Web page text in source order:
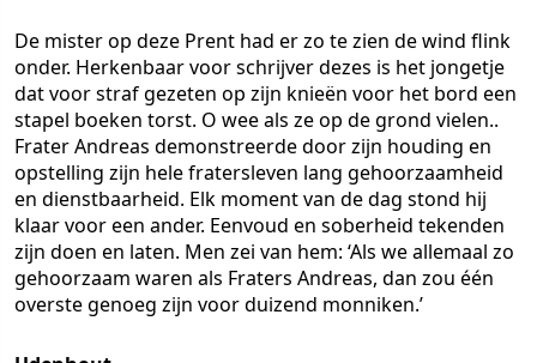
De mister op deze Prent had er zo te zien de wind flink
onder. Herkenbaar voor schrijver dezes is het jongetje
dat voor straf gezeten op zijn knieën voor het bord een
stapel boeken torst. O wee als ze op de grond vielen..
Frater Andreas demonstreerde door zijn houding en
opstelling zijn hele fratersleven lang gehoorzaamheid
en dienstbaarheid. Elk moment van de dag stond hij
klaar voor een ander. Eenvoud en soberheid tekenden
zijn doen en laten. Men zei van hem: ‘Als we allemaal zo
gehoorzaam waren als Fraters Andreas, dan zou één
overste genoeg zijn voor duizend monniken.’